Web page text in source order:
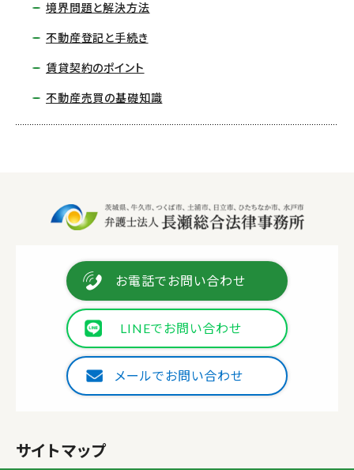
境界問題と解決方法
不動産登記と手続き
賃貸契約のポイント
不動産売買の基礎知識
お電話でお問い合わせ
LINEでお問い合わせ
メールでお問い合わせ
サイトマップ